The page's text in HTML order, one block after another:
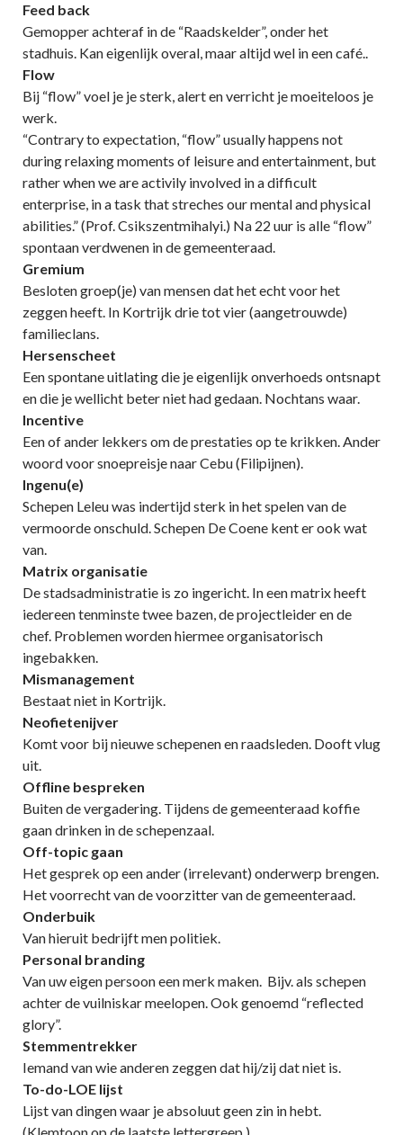
Feed back
Gemopper achteraf in de “Raadskelder”, onder het
stadhuis. Kan eigenlijk overal, maar altijd wel in een café..
Flow
Bij “flow” voel je je sterk, alert en verricht je moeiteloos je
werk.
“Contrary to expectation, “flow” usually happens not
during relaxing moments of leisure and entertainment, but
rather when we are activily involved in a difficult
enterprise, in a task that streches our mental and physical
abilities.” (Prof. Csikszentmihalyi.) Na 22 uur is alle “flow”
spontaan verdwenen in de gemeenteraad.
Gremium
Besloten groep(je) van mensen dat het echt voor het
zeggen heeft. In Kortrijk drie tot vier (aangetrouwde)
familieclans.
Hersenscheet
Een spontane uitlating die je eigenlijk onverhoeds ontsnapt
en die je wellicht beter niet had gedaan. Nochtans waar.
Incentive
Een of ander lekkers om de prestaties op te krikken. Ander
woord voor snoepreisje naar Cebu (Filipijnen).
Ingenu(e)
Schepen Leleu was indertijd sterk in het spelen van de
vermoorde onschuld. Schepen De Coene kent er ook wat
van.
Matrix organisatie
De stadsadministratie is zo ingericht. In een matrix heeft
iedereen tenminste twee bazen, de projectleider en de
chef. Problemen worden hiermee organisatorisch
ingebakken.
Mismanagement
Bestaat niet in Kortrijk.
Neofietenijver
Komt voor bij nieuwe schepenen en raadsleden. Dooft vlug
uit.
Offline bespreken
Buiten de vergadering. Tijdens de gemeenteraad koffie
gaan drinken in de schepenzaal.
Off-topic gaan
Het gesprek op een ander (irrelevant) onderwerp brengen.
Het voorrecht van de voorzitter van de gemeenteraad.
Onderbuik
Van hieruit bedrijft men politiek.
Personal branding
Van uw eigen persoon een merk maken. Bijv. als schepen
achter de vuilniskar meelopen. Ook genoemd “reflected
glory”.
Stemmentrekker
Iemand van wie anderen zeggen dat hij/zij dat niet is.
To-do-LOE lijst
Lijst van dingen waar je absoluut geen zin in hebt.